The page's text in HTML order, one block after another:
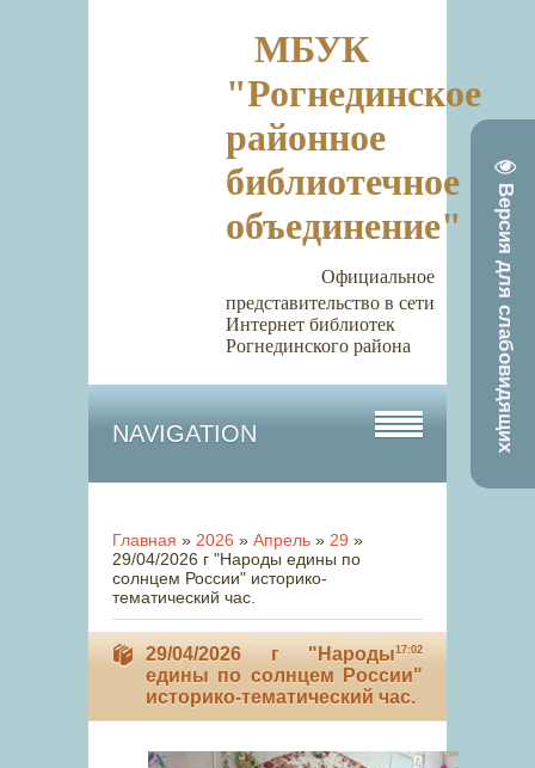
Версия для слабовидящих
МБУК
"Рогнединское
районное
библиотечное
объединение"
Официальное
представительство в сети
Интернет библиотек
Рогнединского района
NAVIGATION
Главная » 2026 » Апрель » 29 »
29/04/2026 г "Народы едины по
солнцем России" историко-
тематический час.
17:02
29/04/2026 г "Народы
едины по солнцем России"
историко-тематический час.